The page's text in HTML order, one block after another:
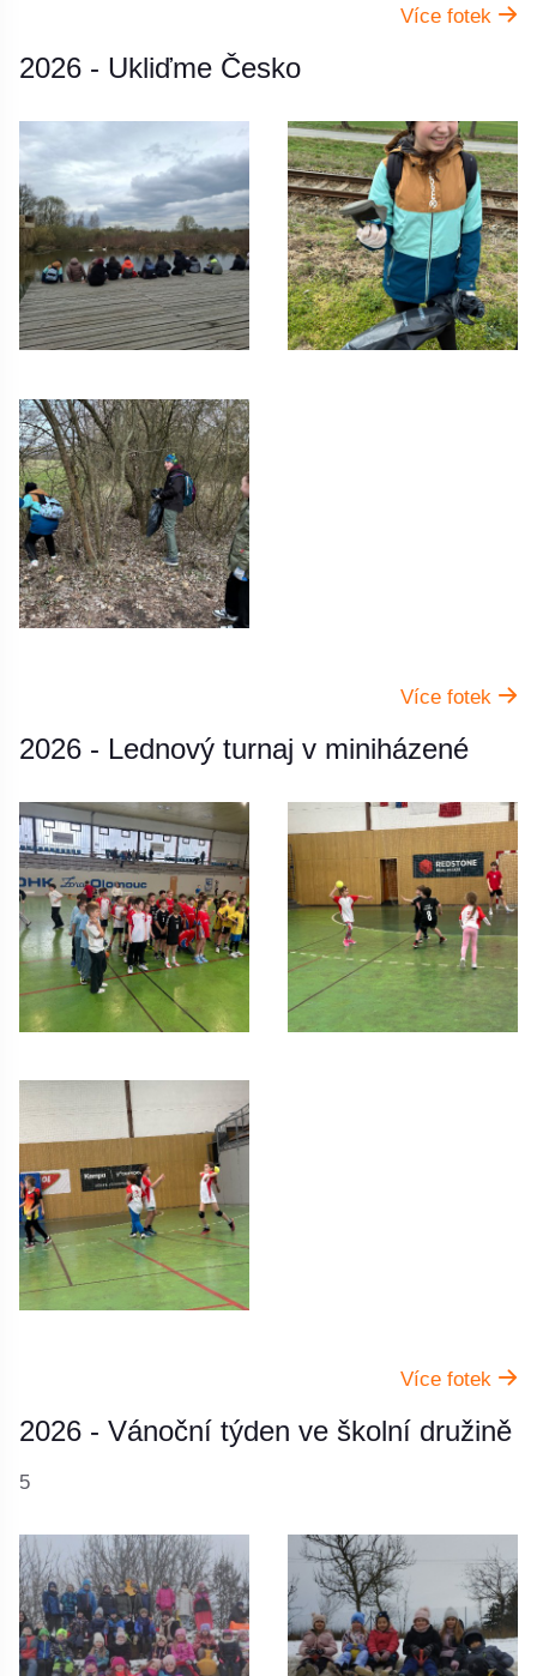
Více fotek
2026 - Ukliďme Česko
Více fotek
2026 - Lednový turnaj v miniházené
Více fotek
2026 - Vánoční týden ve školní družině
5